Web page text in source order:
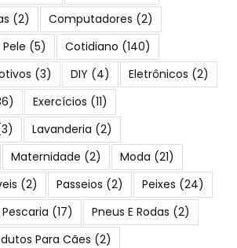
(2) Computadores (2)
(5) Cotidiano (140)
(3) DIY (4) Eletrônicos (2)
Exercícios (11)
Lavanderia (2)
Maternidade (2) Moda (21)
(2) Passeios (2) Peixes (24)
Pescaria (17) Pneus E Rodas (2)
Para Cães (2)